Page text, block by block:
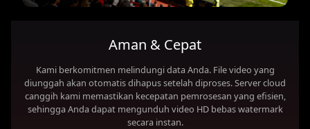
Aman & Cepat
Kami berkomitmen melindungi data Anda. File video yang
diunggah akan otomatis dihapus setelah diproses. Server cloud
canggih kami memastikan kecepatan pemrosesan yang efisien,
sehingga Anda dapat mengunduh video HD bebas watermark
secara instan.